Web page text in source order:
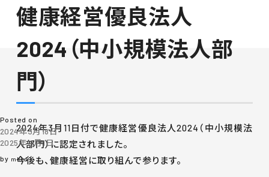
月:2024年3月
健康経営優良法人
2024（中小規模法人部
門）
Posted on
2024年3月18日
2025年11月1日
by mkkd
2024年3月11日付で健康経営優良法人2024（中小規模法
人部門）に認定されました。
今後も、健康経営に取り組んで参ります。